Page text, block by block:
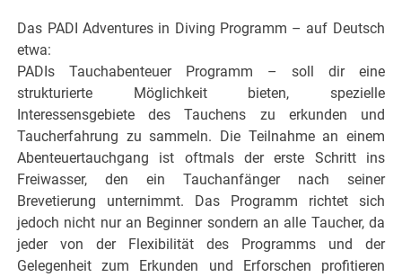
Das PADI Adventures in Diving Programm – auf Deutsch
etwa:
PADIs Tauchabenteuer Programm – soll dir eine
strukturierte Möglichkeit bieten, spezielle
Interessensgebiete des Tauchens zu erkunden und
Taucherfahrung zu sammeln. Die Teilnahme an einem
Abenteuertauchgang ist oftmals der erste Schritt ins
Freiwasser, den ein Tauchanfänger nach seiner
Brevetierung unternimmt. Das Programm richtet sich
jedoch nicht nur an Beginner sondern an alle Taucher, da
jeder von der Flexibilität des Programms und der
Gelegenheit zum Erkunden und Erforschen profitieren